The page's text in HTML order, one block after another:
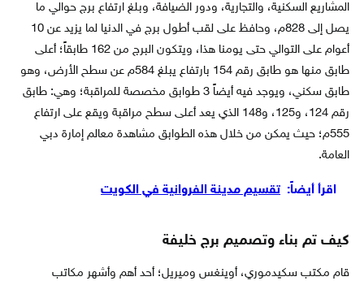
المشاريع السكنية، والتجارية، ودور الضيافة، وبلغ ارتفاع برج حوالي ما
يصل إلى 828م، وحافظ على لقب أطول برج في الدنيا لما يزيد عن 10
أعوام على التوالي حتى يومنا هذا، ويتكون البرج من 162 طابقاً؛ أعلى
طابق منها هو طابق رقم 154 بارتفاع يبلغ 584م عن سطح الأرض، وهو
طابق سكني، ويوجد فيه أيضاً 3 طوابق مخصصة للمراقبة؛ وهي: طابق
رقم 124، و125، و148 الذي يعد أعلى سطح مراقبة ويقع على ارتفاع
555م؛ حيث يمكن من خلال هذه الطوابق مشاهدة معالم إمارة دبي
العامة.
اقرأ أيضاً: تقسيم مدينة الفروانية في الكويت
كيف تم بناء وتصميم برج خليفة
قام مكتب سكيدموري، أوينغس وميريل؛ أحد أهم وأشهر مكاتب